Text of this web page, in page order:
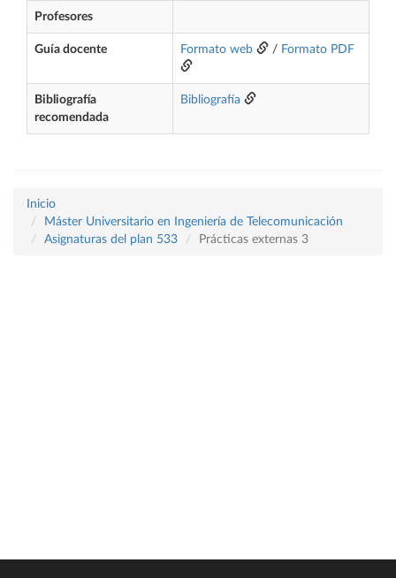
Profesores
Guía docente Formato web / Formato PDF
Bibliografía
recomendada
Bibliografía
Inicio
Máster Universitario en Ingeniería de Telecomunicación
Asignaturas del plan 533
Prácticas externas 3